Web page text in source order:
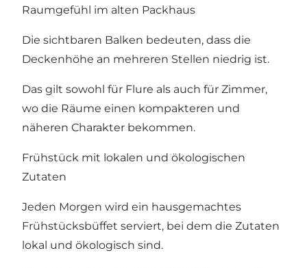
Raumgefühl im alten Packhaus
Die sichtbaren Balken bedeuten, dass die
Deckenhöhe an mehreren Stellen niedrig ist.
Das gilt sowohl für Flure als auch für Zimmer,
wo die Räume einen kompakteren und
näheren Charakter bekommen.
Frühstück mit lokalen und ökologischen
Zutaten
Jeden Morgen wird ein hausgemachtes
Frühstücksbüffet serviert, bei dem die Zutaten
lokal und ökologisch sind.